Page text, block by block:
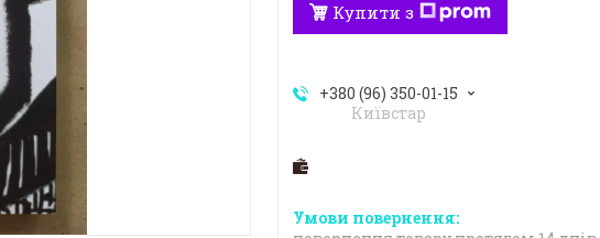
Купити з
+380 (96) 350-01-15
Київстар